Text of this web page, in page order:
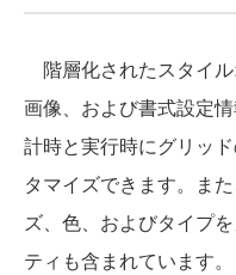
階層化されたスタイル
画像、および書式設定
計時と実行時にグリッ
タマイズできます。ま
ズ、色、およびタイプ
ティも含まれています。